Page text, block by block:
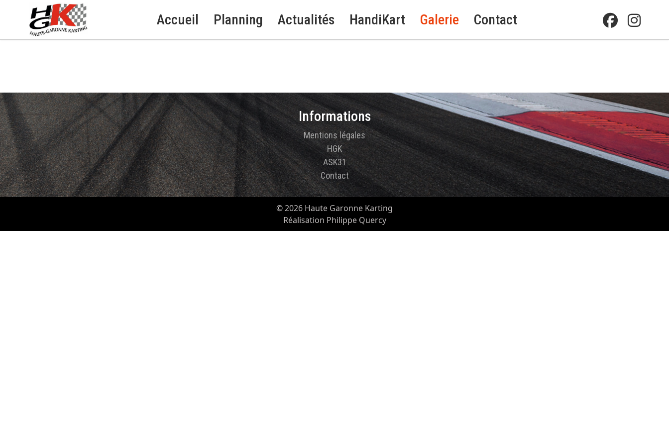
Accueil Planning Actualités HandiKart Galerie Contact
Informations
Mentions légales
HGK
ASK31
Contact
© 2026 Haute Garonne Karting
Réalisation Philippe Quercy